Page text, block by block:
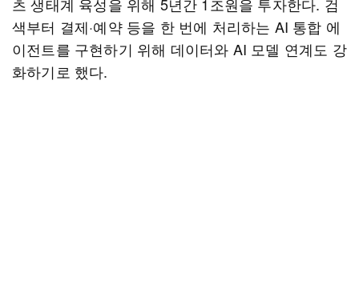
색부터 결제·예약 등을 한 번에 처리하는 AI 통합 에
이전트를 구현하기 위해 데이터와 AI 모델 연계도 강
화하기로 했다.